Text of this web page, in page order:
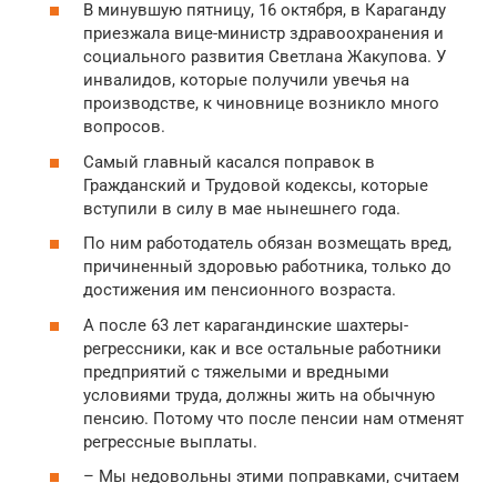
В минувшую пятницу, 16 октября, в Караганду
приезжала вице-министр здравоохранения и
социального развития Светлана Жакупова. У
инвалидов, которые получили увечья на
производстве, к чиновнице возникло много
вопросов.
Самый главный касался поправок в
Гражданский и Трудовой кодексы, которые
вступили в силу в мае нынешнего года.
По ним работодатель обязан возмещать вред,
причиненный здоровью работника, только до
достижения им пенсионного возраста.
А после 63 лет карагандинские шахтеры-
регрессники, как и все остальные работники
предприятий с тяжелыми и вредными
условиями труда, должны жить на обычную
пенсию. Потому что после пенсии нам отменят
регрессные выплаты.
– Мы недовольны этими поправками, считаем